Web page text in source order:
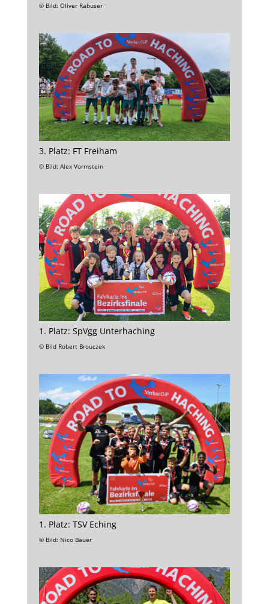
© Bild: Oliver Rabuser
3. Platz: FT Freiham
© Bild: Alex Vormstein
1. Platz: SpVgg Unterhaching
© Bild Robert Brouczek
1. Platz: TSV Eching
© Bild: Nico Bauer